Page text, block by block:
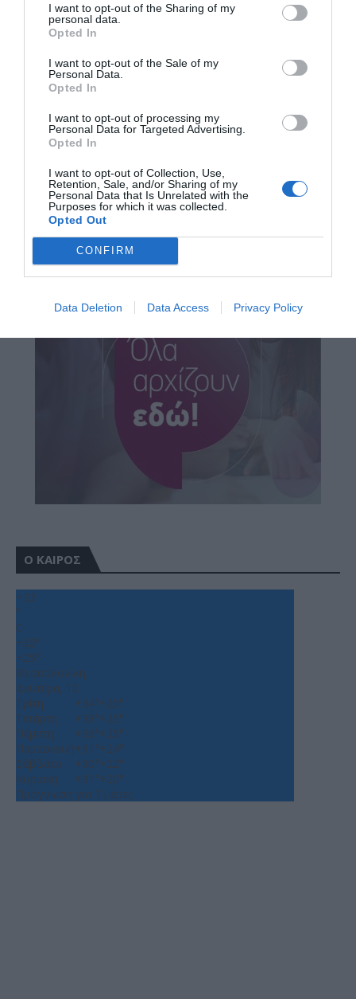
I want to opt-out of the Sharing of my
personal data.
Opted In
I want to opt-out of the Sale of my
Personal Data.
Opted In
I want to opt-out of processing my
Personal Data for Targeted Advertising.
Opted In
I want to opt-out of Collection, Use,
Retention, Sale, and/or Sharing of my
Personal Data that Is Unrelated with the
Purposes for which it was collected.
Opted Out
CONFIRM
Data Deletion Data Access Privacy Policy
Ο ΚΑΙΡΟΣ
+32
°
C
+32°
+25°
Θεσσαλονίκη
Δευτέρα, 10
Τρίτη
+34°+25°
Τετάρτη
+38°+25°
Πέμπτη
+36°+25°
Παρασκευή+31°+24°
Σάββατο
+30°+22°
Κυριακή
+31°+20°
Πρόγνωση για 7 μέρες